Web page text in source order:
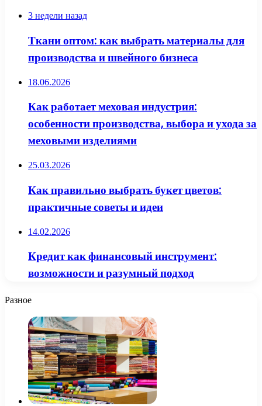
3 недели назад
Ткани оптом: как выбрать материалы для
производства и швейного бизнеса
18.06.2026
Как работает меховая индустрия:
особенности производства, выбора и ухода за
меховыми изделиями
25.03.2026
Как правильно выбрать букет цветов:
практичные советы и идеи
14.02.2026
Кредит как финансовый инструмент:
возможности и разумный подход
Разное